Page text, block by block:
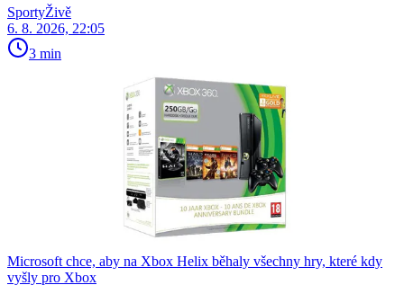
SportyŽivě
6. 8. 2026, 22:05
3 min
Microsoft chce, aby na Xbox Helix běhaly všechny hry, které kdy
vyšly pro Xbox